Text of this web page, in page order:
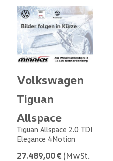
Volkswagen
Tiguan
Allspace
Tiguan Allspace 2.0 TDI
Elegance 4Motion
27.489,00 € (MwSt.